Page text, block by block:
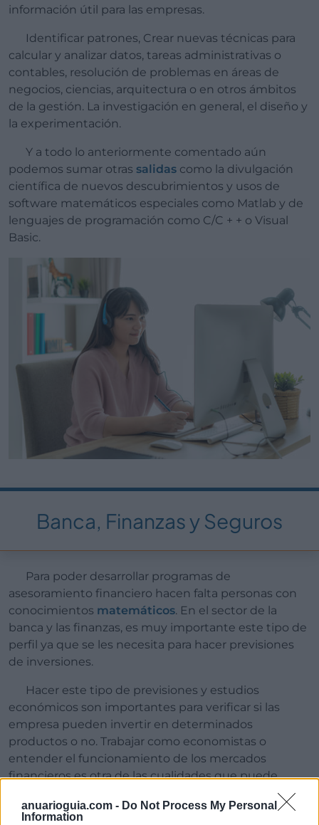
anuarioguia.com - Do Not Process My Personal
Information
información útil para las empresas.
Identificar patrones, Crear nuevas técnicas para
calcular y analizar datos, tareas administrativas o
contables, resolución de problemas en áreas de
negocios, ciencias, arquitectura o en otros ámbitos
de la gestión. La investigación en general, el diseño y
la experimentación.
Y a todo lo anteriormente comentado aún
podemos sumar otras salidas como la divulgación
científica de nuevos descubrimientos y usos de
software matemáticos especiales como Matlab y de
lenguajes de programación como C/C + + o Visual
Basic.
Banca, Finanzas y Seguros
Para poder desarrollar programas de
asesoramiento financiero hacen falta personas con
conocimientos matemáticos. En el sector de la
banca y las finanzas, es muy importante este tipo de
perfil ya que se les necesita para hacer previsiones
de inversiones.
Hacer este tipo de previsiones y estudios
económicos son importantes para verificar si las
empresa pueden invertir en determinados
productos o no. Trabajar como economistas o
entender el funcionamiento de los mercados
financieros es otra de las cualidades que puede